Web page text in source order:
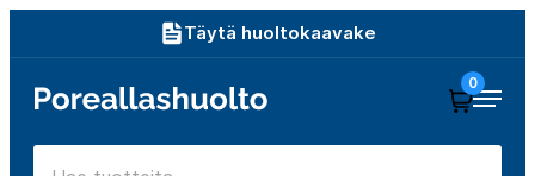
sisältöön
Täytä huoltokaavake
Poreallashuolto
0